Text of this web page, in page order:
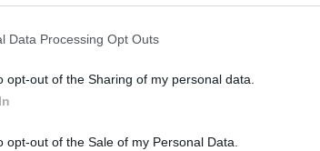
Data Processing Opt Outs
opt-out of the Sharing of my personal data.
opt-out of the Sale of my Personal Data.